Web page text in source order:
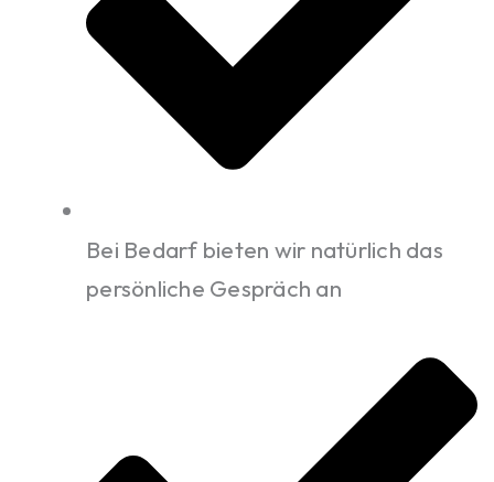
Bei Bedarf bieten wir natürlich das
persönliche Gespräch an